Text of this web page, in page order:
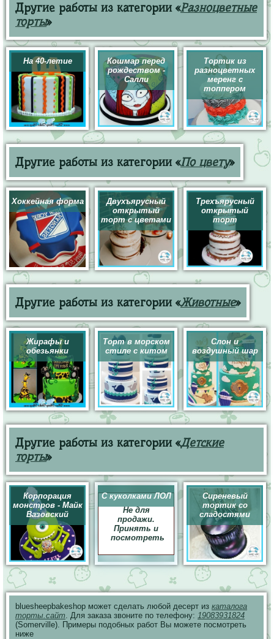
Другие работы из категории «Разноцветные
торты»
На 40-летие
Кошмар перед
рождеством -
Салли
Тортик из
разноцветных
меренг с
топпером
Другие работы из категории «По цвету»
Хоккейная форма
Двухъярусный
открытый
торт с цветами
Трехъярусный
открытый
торт
Другие работы из категории «Животные»
Жирафы и
обезьянки
Торт в морском
стиле с китом
Слон и
воздушный шар
Другие работы из категории «Детские
торты»
Корпорация
монстров - Майк
Вазовский
С куколками ЛОЛ
Не для
продажи.
Принять и
посмотреть
Сиреневый
тортик со
сладостями
bluesheepbakeshop может сделать любой десерт из каталога
торты.сайт. Для заказа звоните по телефону: 19083931824
(Somerville). Примеры подобных работ Вы можете посмотреть
ниже